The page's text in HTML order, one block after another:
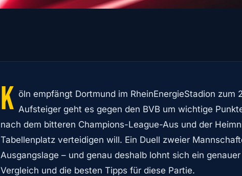
K öln empfängt Dortmund im RheinEnergieStadion zum
Aufsteiger geht es gegen den BVB um wichtige
nach dem bitteren Champions-League-Aus und der
Tabellenplatz verteidigen will. Ein Duell zweier
Ausgangslage – und genau deshalb lohnt sich ein
Vergleich und die besten Tipps für diese Partie.